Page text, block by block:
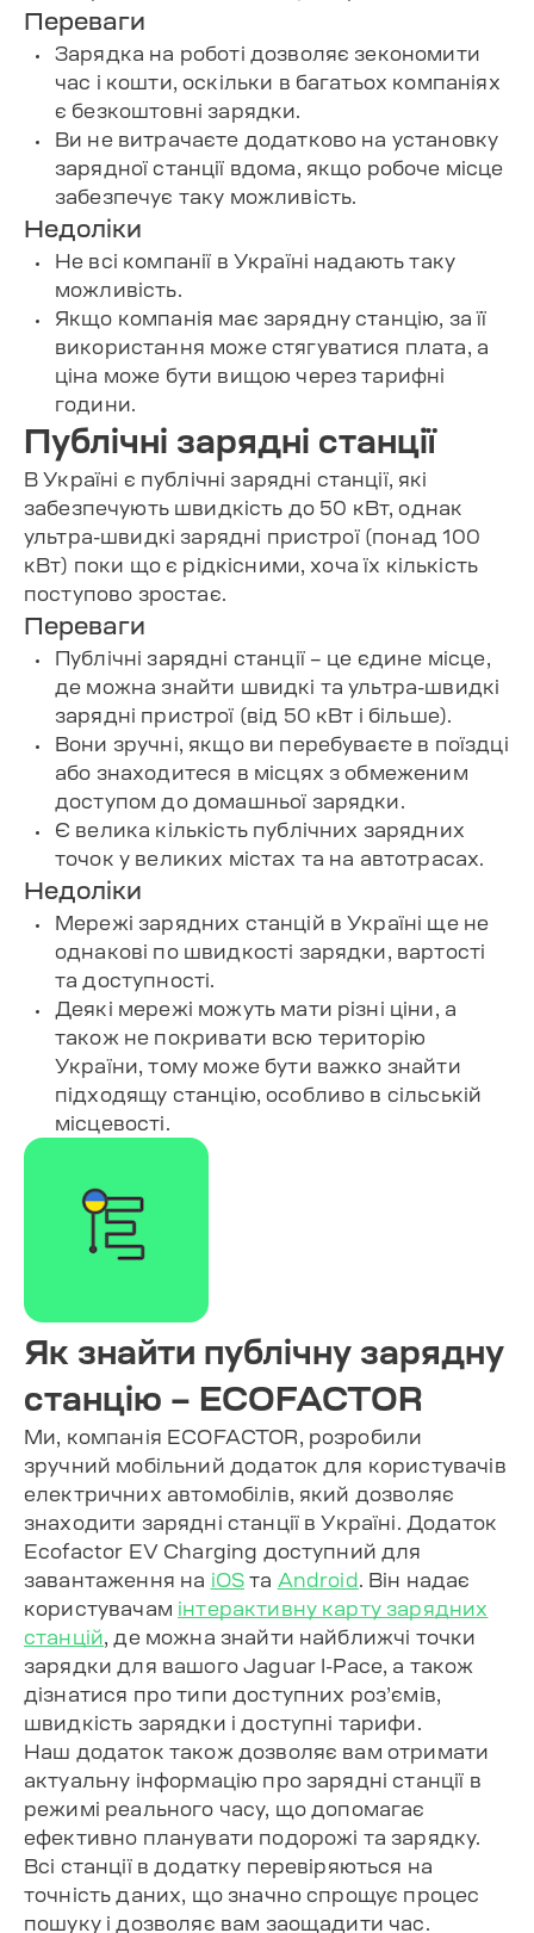
Переваги
Зарядка на роботі дозволяє зекономити
час і кошти, оскільки в багатьох компаніях
є безкоштовні зарядки.
Ви не витрачаєте додатково на установку
зарядної станції вдома, якщо робоче місце
забезпечує таку можливість.
Недоліки
Не всі компанії в Україні надають таку
можливість.
Якщо компанія має зарядну станцію, за її
використання може стягуватися плата, а
ціна може бути вищою через тарифні
години.
Публічні зарядні станції
В Україні є публічні зарядні станції, які
забезпечують швидкість до 50 кВт, однак
ультра-швидкі зарядні пристрої (понад 100
кВт) поки що є рідкісними, хоча їх кількість
поступово зростає.
Переваги
Публічні зарядні станції – це єдине місце,
де можна знайти швидкі та ультра-швидкі
зарядні пристрої (від 50 кВт і більше).
Вони зручні, якщо ви перебуваєте в поїздці
або знаходитеся в місцях з обмеженим
доступом до домашньої зарядки.
Є велика кількість публічних зарядних
точок у великих містах та на автотрасах.
Недоліки
Мережі зарядних станцій в Україні ще не
однакові по швидкості зарядки, вартості
та доступності.
Деякі мережі можуть мати різні ціни, а
також не покривати всю територію
України, тому може бути важко знайти
підходящу станцію, особливо в сільській
місцевості.
Як знайти публічну зарядну
станцію – ECOFACTOR
Ми, компанія ECOFACTOR, розробили
зручний мобільний додаток для користувачів
електричних автомобілів, який дозволяє
знаходити зарядні станції в Україні. Додаток
Ecofactor EV Charging доступний для
завантаження на iOS та Android
. Він надає
користувачам інтерактивну карту зарядних
станцій , де можна знайти найближчі точки
зарядки для вашого Jaguar I-Pace, а також
дізнатися про типи доступних роз’ємів,
швидкість зарядки і доступні тарифи.
Наш додаток також дозволяє вам отримати
актуальну інформацію про зарядні станції в
режимі реального часу, що допомагає
ефективно планувати подорожі та зарядку.
Всі станції в додатку перевіряються на
точність даних, що значно спрощує процес
пошуку і дозволяє вам заощадити час.